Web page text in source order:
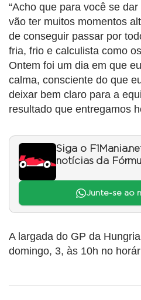
“Acho que para você se
vão ter muitos momentos
de conseguir passar por
fria, frio e calculista como
Ontem foi um dia em que
calma, consciente do que
deixar bem claro para a
resultado que entregamos
Siga o
notícias da
Junte-se ao
A largada do GP da
domingo, 3, às 10h no